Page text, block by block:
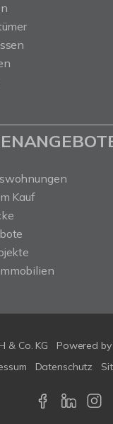
Kauf
& Co. KG Powered by
Datenschutz